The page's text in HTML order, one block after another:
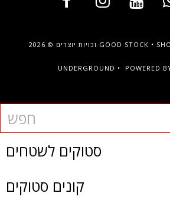
GOOD STOCK •
UNDERGROUND • POWERED
סטוקים לשטחים
קונים סטוקים